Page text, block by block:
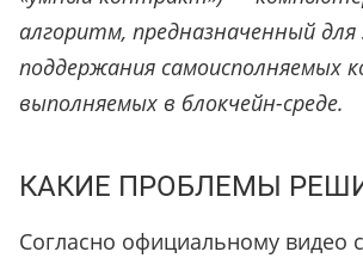
алгоритм, предназначенный для
поддержания самоисполняемых
выполняемых в блокчейн-среде.
КАКИЕ ПРОБЛЕМЫ
Согласно официальному видео